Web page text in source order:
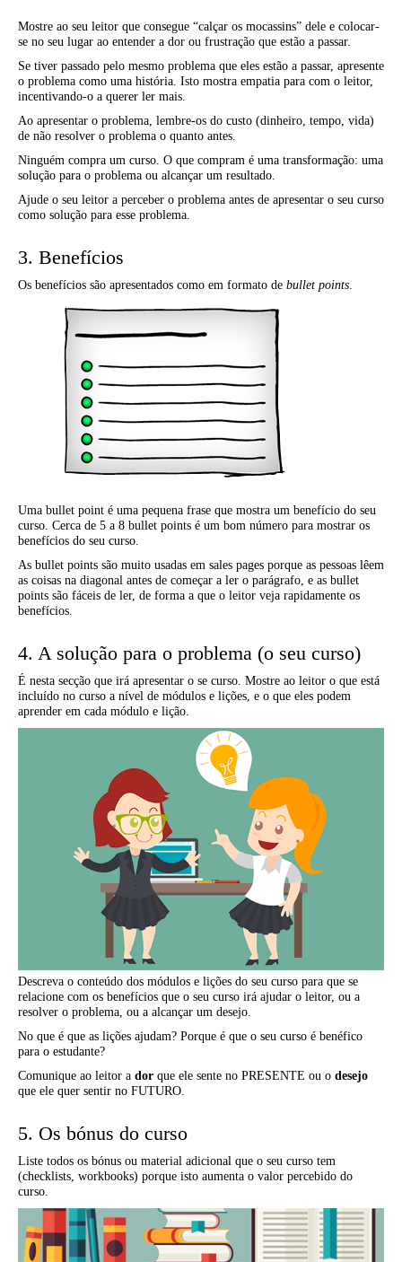
Mostre ao seu leitor que consegue “calçar os mocassins” dele e colocar-
se no seu lugar ao entender a dor ou frustração que estão a passar.
Se tiver passado pelo mesmo problema que eles estão a passar, apresente
o problema como uma história. Isto mostra empatia para com o leitor,
incentivando-o a querer ler mais.
Ao apresentar o problema, lembre-os do custo (dinheiro, tempo, vida)
de não resolver o problema o quanto antes.
Ninguém compra um curso. O que compram é uma transformação: uma
solução para o problema ou alcançar um resultado.
Ajude o seu leitor a perceber o problema antes de apresentar o seu curso
como solução para esse problema.
3. Benefícios
Os benefícios são apresentados como em formato de bullet points.
Uma bullet point é uma pequena frase que mostra um benefício do seu
curso. Cerca de 5 a 8 bullet points é um bom número para mostrar os
benefícios do seu curso.
As bullet points são muito usadas em sales pages porque as pessoas lêem
as coisas na diagonal antes de começar a ler o parágrafo, e as bullet
points são fáceis de ler, de forma a que o leitor veja rapidamente os
benefícios.
4. A solução para o problema (o seu curso)
É nesta secção que irá apresentar o se curso. Mostre ao leitor o que está
incluído no curso a nível de módulos e lições, e o que eles podem
aprender em cada módulo e lição.
Descreva o conteúdo dos módulos e lições do seu curso para que se
relacione com os benefícios que o seu curso irá ajudar o leitor, ou a
resolver o problema, ou a alcançar um desejo.
No que é que as lições ajudam? Porque é que o seu curso é benéfico
para o estudante?
Comunique ao leitor a dor que ele sente no PRESENTE ou o desejo
que ele quer sentir no FUTURO.
5. Os bónus do curso
Liste todos os bónus ou material adicional que o seu curso tem
(checklists, workbooks) porque isto aumenta o valor percebido do
curso.